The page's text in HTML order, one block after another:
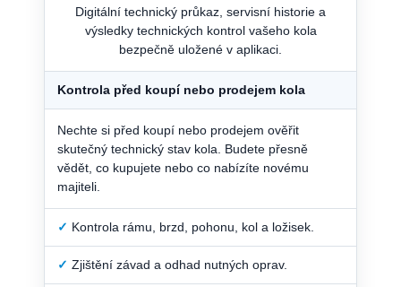
Digitální technický průkaz, servisní historie a
výsledky technických kontrol vašeho kola
bezpečně uložené v aplikaci.
Kontrola před koupí nebo prodejem kola
Nechte si před koupí nebo prodejem ověřit
skutečný technický stav kola. Budete přesně
vědět, co kupujete nebo co nabízíte novému
majiteli.
✓ Kontrola rámu, brzd, pohonu, kol a ložisek.
✓ Zjištění závad a odhad nutných oprav.